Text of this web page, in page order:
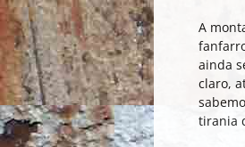
A
ainda
claro,
tirania